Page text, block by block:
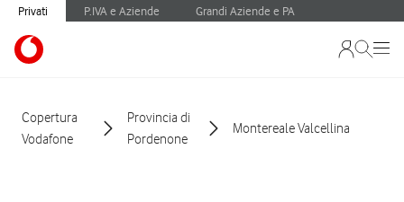
Privati P.IVA e Aziende Grandi Aziende e PA
Copertura
Vodafone
Provincia di
Pordenone
Montereale Valcellina